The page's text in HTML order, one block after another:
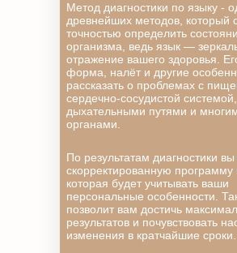
По результатам диагностики
скорректированную программу
которая будет учитывать ваши
персональные особенности.
позволит вам достичь
результатов и почувствовать
изменения в кратчайшие сроки.
Метод диагностики по языку -
древнейших методов, который
точностью определить
организма, ведь язык —
отражение вашего здоровья.
форма, налёт и другие
рассказать о проблемах с
сердечно-сосудистой системой,
дыхательными путями и
органами.